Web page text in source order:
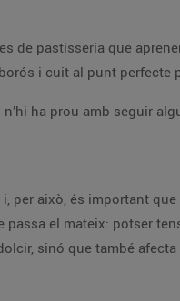
de pastisseria que
i cuit al punt perfecte
ha prou amb seguir
per això, és important
passa el mateix: potser
sinó que també